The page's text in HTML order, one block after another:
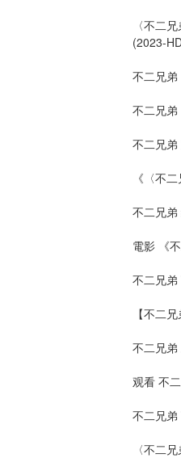
〈不二
(2023-
不二兄
不二兄
不二兄
《〈不
不二兄
電影 《
不二兄
【不二
不二兄
观看 不
不二兄
〈不二